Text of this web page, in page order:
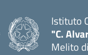
Istituto
"C.
Melito